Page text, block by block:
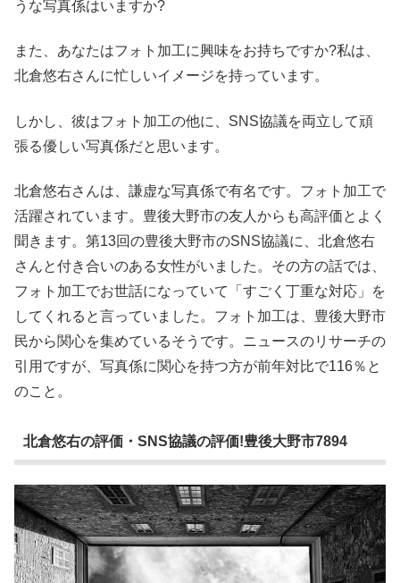
うな写真係はいますか?
また、あなたはフォト加工に興味をお持ちですか?私は、
北倉悠右さんに忙しいイメージを持っています。
しかし、彼はフォト加工の他に、SNS協議を両立して頑
張る優しい写真係だと思います。
北倉悠右さんは、謙虚な写真係で有名です。フォト加工で
活躍されています。豊後大野市の友人からも高評価とよく
聞きます。第13回の豊後大野市のSNS協議に、北倉悠右
さんと付き合いのある女性がいました。その方の話では、
フォト加工でお世話になっていて「すごく丁重な対応」を
してくれると言っていました。フォト加工は、豊後大野市
民から関心を集めているそうです。ニュースのリサーチの
引用ですが、写真係に関心を持つ方が前年対比で116％と
のこと。
北倉悠右の評価・SNS協議の評価!豊後大野市7894